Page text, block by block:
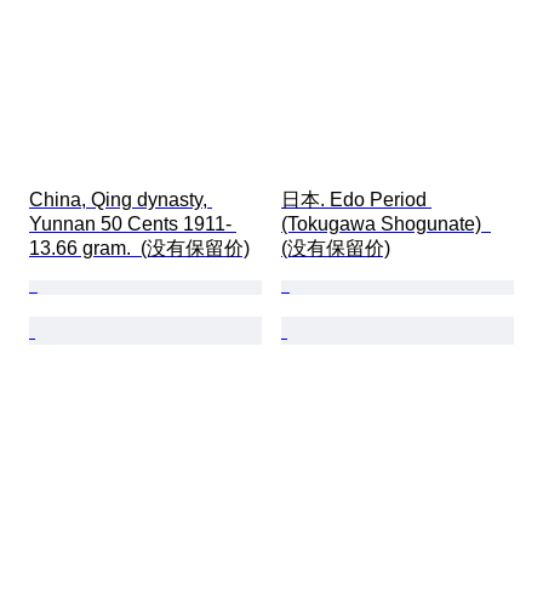
China, Qing dynasty,
Yunnan 50 Cents 1911-
13.66 gram.  (没有保留价)
日本. Edo Period
(Tokugawa Shogunate)
(没有保留价)